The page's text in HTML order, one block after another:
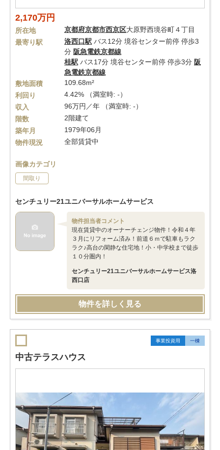
2,170万円
所在地 京都府京都市西京区大原野西境谷町４丁目
最寄り駅
洛西口駅 バス12分 境谷センター前停 停歩3
分 阪急電鉄京都線
桂駅 バス17分 境谷センター前停 停歩3分 阪
急電鉄京都線
敷地面積
109.68m²
利回り
4.42% （満室時: -）
収入
96万円／年 （満室時: -）
階数
2階建て
築年月
1979年06月
物件現況
全部賃貸中
画像カテゴリ
間取り
センチュリー21ユニバーサルホームサービス
物件担当者コメント
現在賃貸中のオーナーチェンジ物件！令和４年
３月にリフォーム済み！前道６ｍで駐車もラク
ラク♪高台の閑静な住宅地！小・中学校まで徒歩
１０分圏内！
センチュリー21ユニバーサルホームサービス洛
西口店
物件を詳しく見る
事業投資用 一棟
中古テラスハウス